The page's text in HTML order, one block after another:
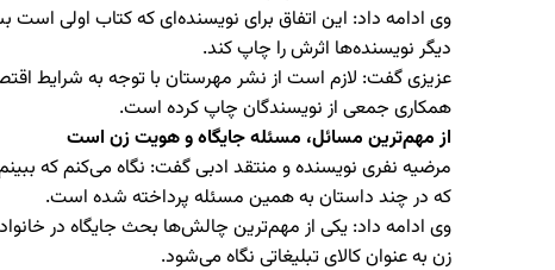
وی ادامه داد: این اتفاق برای نویسنده‌ای که کتاب اولی است
دیگر نویسنده‌ها اثرش را چاپ کند.
عزیزی گفت: لازم است از نشر مهرستان با توجه به شرایط
همکاری جمعی از نویسندگان چاپ کرده است.
از مهم‌ترین مسائل، مسئله جایگاه و هویت زن است
مرضیه نفری نویسنده و منتقد ادبی گفت: نگاه می‌کنم که
که در چند داستان به همین مسئله پرداخته شده است.
وی ادامه داد: یکی از مهم‌ترین چالش‌ها بحث جایگاه در
زن به عنوان کالای تبلیغاتی نگاه می‌شود.